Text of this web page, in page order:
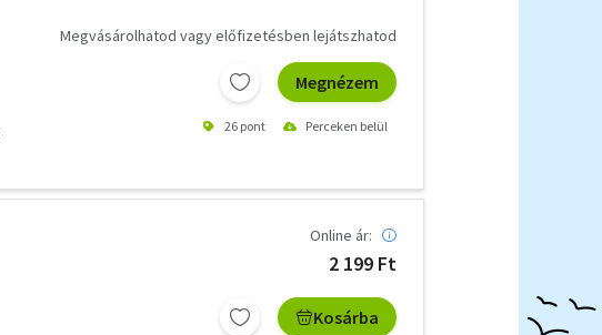
Megvásárolhatod vagy előfizetésben lejátszhatod
Megnézem
26 pont Perceken belül
Online ár:
2 199 Ft
Kosárba